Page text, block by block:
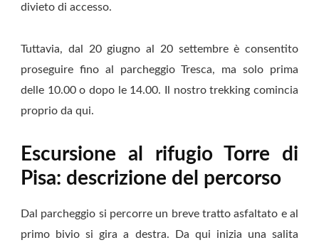
divieto di accesso.
Tuttavia, dal 20 giugno al 20 settembre è consentito
proseguire fino al parcheggio Tresca, ma solo prima
delle 10.00 o dopo le 14.00. Il nostro trekking comincia
proprio da qui.
Escursione al rifugio Torre di
Pisa: descrizione del percorso
Dal parcheggio si percorre un breve tratto asfaltato e al
primo bivio si gira a destra. Da qui inizia una salita